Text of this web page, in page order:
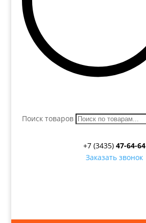
Поиск товаров
+7 (3435) 47-64-64
Заказать звонок